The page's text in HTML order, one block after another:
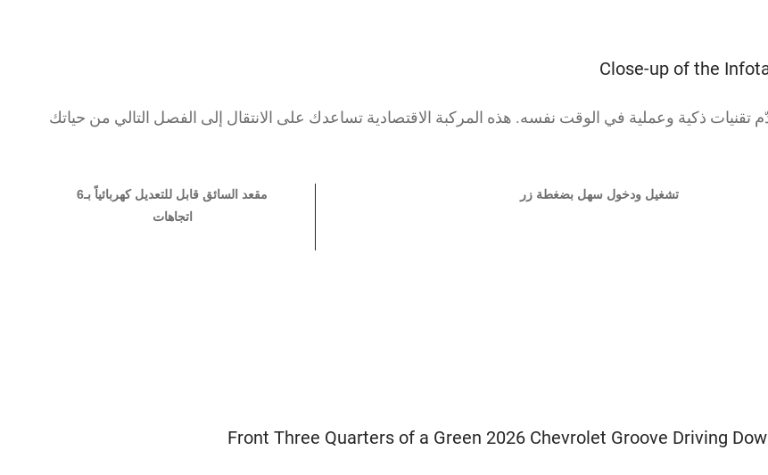
ذكية وعملية في الوقت نفسه. هذه المركبة الاقتصادية تساعدك على الانتقال إلى الفصل التالي من حياتك
تشغيل ودخول سهل بضغطة زر
مقعد السائق قابل للتعديل كهربائياً بـ6
اتجاهات